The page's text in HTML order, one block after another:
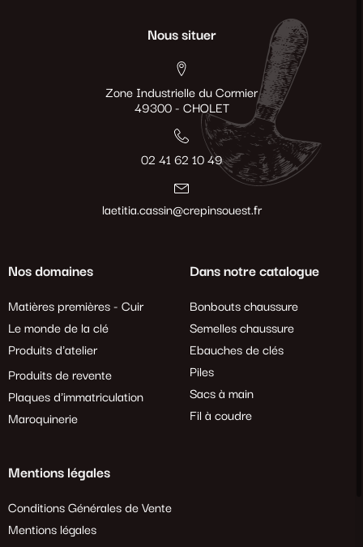
Nous situer
Zone Industrielle du Cormier
49300 - CHOLET
02 41 62 10 49
laetitia.cassin@crepinsouest.fr
Nos domaines
Matières premières - Cuir
Le monde de la clé
Produits d'atelier
Produits de revente
Plaques d'immatriculation
Maroquinerie
Dans notre catalogue
Bonbouts chaussure
Semelles chaussure
Ebauches de clés
Piles
Sacs à main
Fil à coudre
Mentions légales
Conditions Générales de Vente
Mentions légales